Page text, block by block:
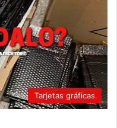
Tarjetas gráficas